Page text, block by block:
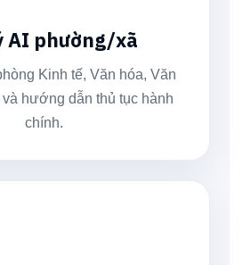
AI phường/xã
Kinh tế, Văn hóa, Văn
hướng dẫn thủ tục hành
chính.